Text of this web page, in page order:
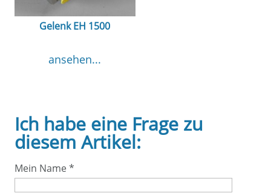
Gelenk EH 1500
ansehen...
Ich habe eine Frage zu
diesem Artikel:
Mein Name*